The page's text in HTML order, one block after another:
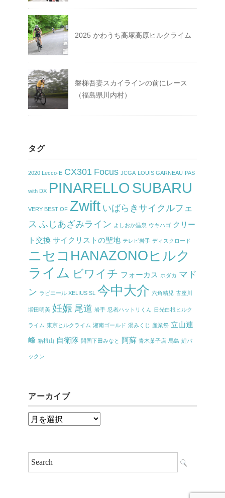
2025 かわうち高塚高原ヒルクライム
磐梯吾妻スカイラインの前にレース
（福島県川内村）
タグ
2020 Lecco-E CX301 Focus JCGA LOUIS GARNEAU PAS
with DX PINARELLOSUBARU
VERY BEST OF Zwift いばらきサイクルフェ
ス ふじあざみライン よしおか温泉 ウキハゴ クリー
ト交換 サイクリストの聖地 テレビ岩手 ディスクロード
ニセコHANAZONOヒルク
ライム ビワイチ フォーカス ホダカ マド
ン ラピエール XELIUS SL 今中大介 六角精児 古座川
増田明美 妊娠 尾道 岩手 忍者ハットリくん 日光白根ヒルク
ライム 東京ヒルクライム 湘南ゴールド 湯みくじ 産業祭 立山連
峰 箱根山 自衛隊 開国下田みなと 阿蘇 青木菓子店 馬島 鯉パ
ックン
アーカイブ
ア
イ